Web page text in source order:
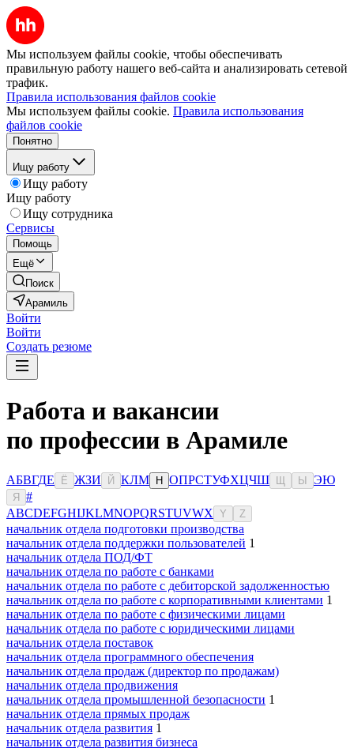
Мы используем файлы cookie, чтобы обеспечивать
правильную работу нашего веб-сайта и анализировать сетевой
трафик.
Правила использования файлов cookie
Мы используем файлы cookie. Правила использования
файлов cookie
Понятно
Ищу работу
Ищу работу
Ищу работу
Ищу сотрудника
Сервисы
Помощь
Ещё
Поиск
Арамиль
Войти
Войти
Создать резюме
Работа и вакансии
по профессии в Арамиле
АБВГДЕ Ё ЖЗИ Й КЛМ Н ОПРСТУФХЦЧШ Ы ЭЮ
Я
#
ABCDEFGHIJKLMNOPQRSTUVWX Y Z
начальник отдела подготовки производства
начальник отдела поддержки пользователей 1
начальник отдела ПОД/ФТ
начальник отдела по работе с банками
начальник отдела по работе с дебиторской задолженностью
начальник отдела по работе с корпоративными клиентами 1
начальник отдела по работе с физическими лицами
начальник отдела по работе с юридическими лицами
начальник отдела поставок
начальник отдела программного обеспечения
начальник отдела продаж (директор по продажам)
начальник отдела продвижения
начальник отдела промышленной безопасности 1
начальник отдела прямых продаж
начальник отдела развития 1
начальник отдела развития бизнеса